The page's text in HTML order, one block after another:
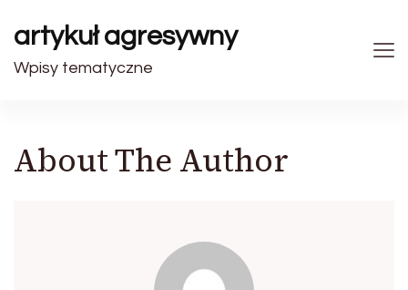
artykuł agresywny
Wpisy tematyczne
About The Author